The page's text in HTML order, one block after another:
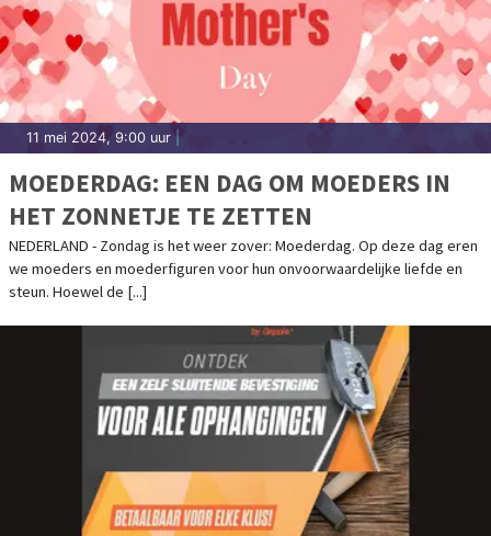
11 mei 2024, 9:00 uur
MOEDERDAG: EEN DAG OM MOEDERS IN
HET ZONNETJE TE ZETTEN
NEDERLAND - Zondag is het weer zover: Moederdag. Op deze dag eren
we moeders en moederfiguren voor hun onvoorwaardelijke liefde en
steun. Hoewel de [...]